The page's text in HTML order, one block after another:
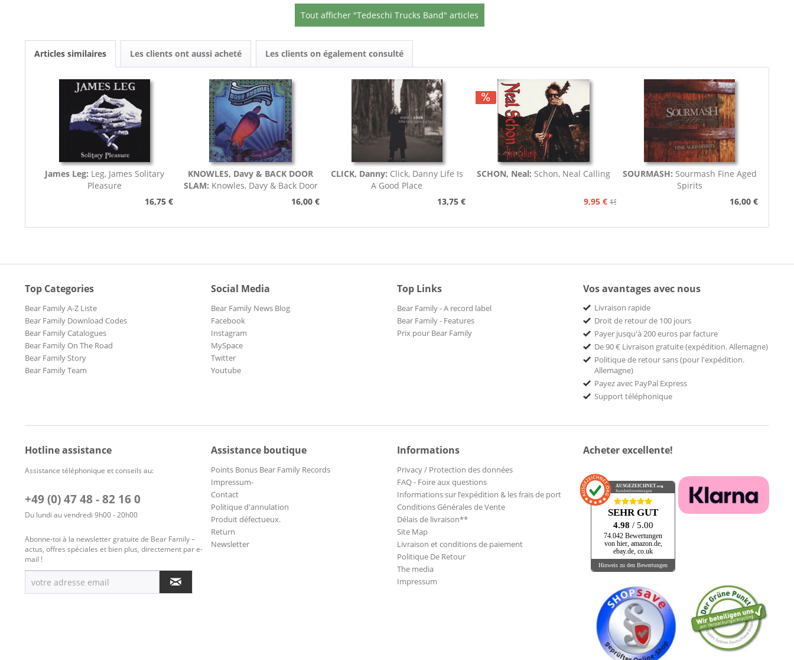
Tout afficher "Tedeschi Trucks Band" articles
Articles similaires Les clients ont aussi acheté Les clients on également consulté
James Leg: Leg, James Solitary
Pleasure
16,75 €
KNOWLES, Davy & BACK DOOR
SLAM: Knowles, Davy & Back Door
Slam Coming Up For Air16,00 €
CLICK, Danny: Click, Danny Life Is
A Good Place
13,75 €
SCHON, Neal: Schon, Neal Calling
9,95 € 15,75 €
SOURMASH: Sourmash Fine Aged
Spirits
16,00 €
Top Categories
Bear Family A-Z Liste
Bear Family Download Codes
Bear Family Catalogues
Bear Family On The Road
Bear Family Story
Bear Family Team
Social Media
Bear Family News Blog
Facebook
Instagram
MySpace
Twitter
Youtube
Top Links
Bear Family - A record label
Bear Family - Features
Prix pour Bear Family
Vos avantages avec nous
Livraison rapide
Droit de retour de 100 jours
Payer jusqu'à 200 euros par facture
De 90 € Livraison gratuite (expédition. Allemagne)
Politique de retour sans (pour l'expédition.
Allemagne)
Payez avec PayPal Express
Support téléphonique
Hotline assistance
Assistance téléphonique et conseils au:
+49 (0) 47 48 - 82 16 0
Du lundi au vendredi 9h00 - 20h00
Abonne-toi à la newsletter gratuite de Bear Family –
actus, offres spéciales et bien plus, directement par e-
mail !
Assistance boutique
Points Bonus Bear Family Records
Impressum-
Contact
Politique d'annulation
Produit défectueux.
Return
Newsletter
Informations
Privacy / Protection des données
FAQ - Foire aux questions
Informations sur l’expédition & les frais de port
Conditions Générales de Vente
Délais de livraison**
Site Map
Livraison et conditions de paiement
Politique De Retour
The media
Impressum
Acheter excellente!
AUSGEZEICHNET.org
Kundenbewertungen
SEHR GUT
4.98 / 5.00
74.042 Bewertungen
von hier, amazon.de,
ebay.de, co.uk
Hinweis zu den Bewertungen